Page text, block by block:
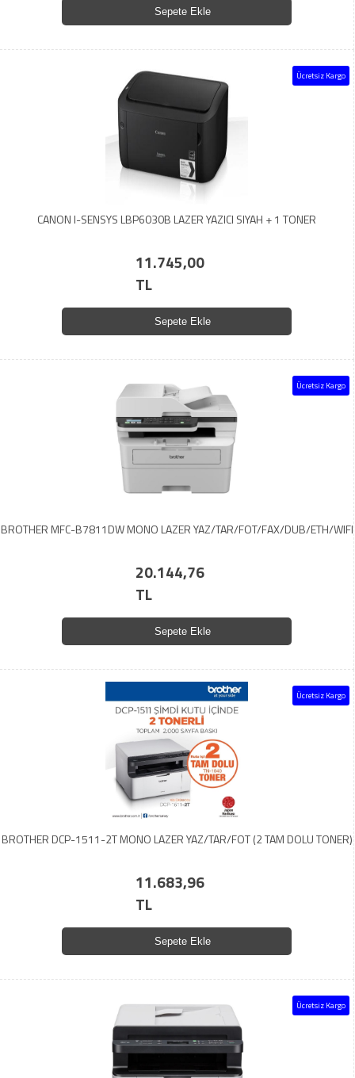
Sepete Ekle
Ücretsiz Kargo
CANON I-SENSYS LBP6030B LAZER YAZICI SIYAH + 1 TONER
11.745,00
TL
Sepete Ekle
Ücretsiz Kargo
BROTHER MFC-B7811DW MONO LAZER YAZ/TAR/FOT/FAX/DUB/ETH/WIFI
20.144,76
TL
Sepete Ekle
Ücretsiz Kargo
BROTHER DCP-1511-2T MONO LAZER YAZ/TAR/FOT (2 TAM DOLU TONER)
11.683,96
TL
Sepete Ekle
Ücretsiz Kargo